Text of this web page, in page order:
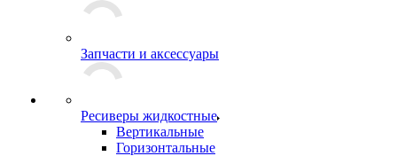
Запчасти и аксессуары
Ресиверы жидкостные
Вертикальные
Горизонтальные